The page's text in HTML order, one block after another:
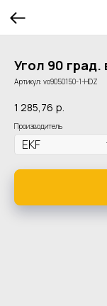
Угол 90 град.
Артикул: vo9050150-1-HDZ
1 285,76 р.
Производитель